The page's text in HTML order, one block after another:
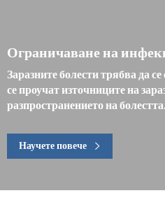
Ограничаване на
Заразните болести трябва да
се проучат източниците на
разпространението на болестта.
Научете повече